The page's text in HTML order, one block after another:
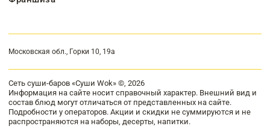
Московская обл., Горки 10, 19а
Сеть суши-баров «Суши Wok» ©, 2026
Информация на сайте носит справочный характер. Внешний вид и
состав блюд могут отличаться от представленных на сайте.
Подробности у операторов. Акции и скидки не суммируются и не
распространяются на наборы, десерты, напитки.